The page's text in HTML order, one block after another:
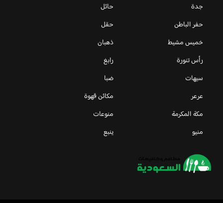
جدة
حائل
حفر الباطن
حقل
خميس مشيط
ذهبان
رأس تنورة
رابغ
سيهات
ضبا
عرعر
مكائن قهوة
مكة المكرمة
منوعات
منيو
ينبع